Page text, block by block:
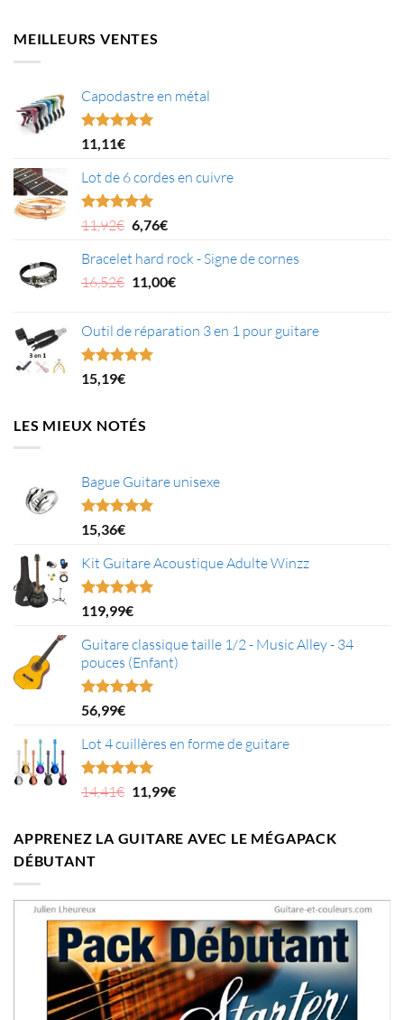
était :
MEILLEURS VENTES
Capodastre en métal
Note4.95
sur 5
11,11€
Lot de 6 cordes en cuivre
Note5.00
sur 5
11,92€ Le
initial
était :
6,76€Le
actuel
est :
Bracelet hard rock - Signe de cornes
16,52€ Le
était :
16,52€.
11,00€Le
est :
Outil de réparation 3 en 1 pour guitare
Note5.00
sur 5
15,19€
LES MIEUX NOTÉS
Bague Guitare unisexe
Note5.00
sur 5
15,36€
Kit Guitare Acoustique Adulte Winzz
Note5.00
sur 5
119,99€
Guitare classique taille 1/2 - Music Alley - 34
pouces (Enfant)
Note5.00
sur 5
56,99€
Lot 4 cuillères en forme de guitare
Note5.00
sur 5
14,41€ Le
était :
11,99€Le
est :
APPRENEZ LA GUITARE AVEC LE MÉGAPACK
DÉBUTANT